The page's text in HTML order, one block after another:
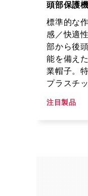
頭部保護
標準的な
感／快適
部から後
能を備え
業帽子。
プラスチ
注目製品